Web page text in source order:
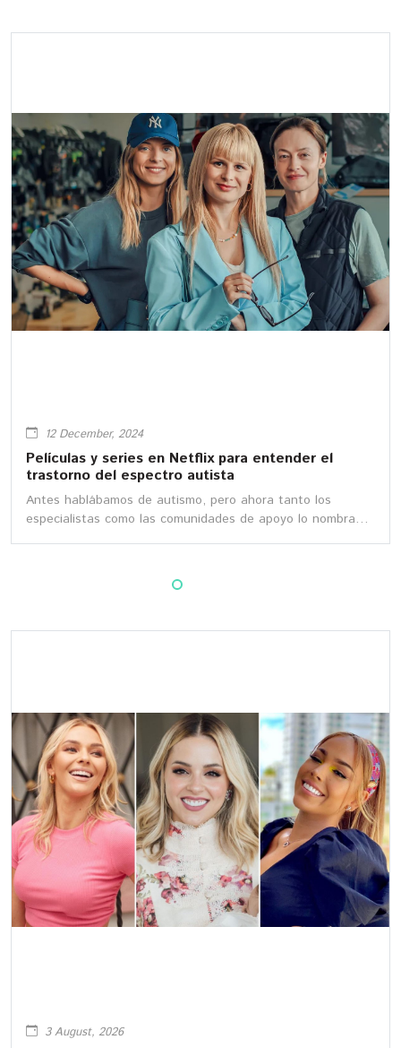
12 December, 2024
Películas y series en Netflix para entender el
trastorno del espectro autista
Antes hablábamos de autismo, pero ahora tanto los
especialistas como las comunidades de apoyo lo nombran
forma en que las personas se comunican, interactúan
socialmente, aprenden y se comportan.
3 August, 2026